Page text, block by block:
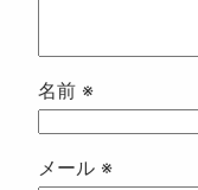
名前 ※
メール ※